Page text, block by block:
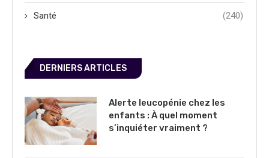
Santé (240)
DERNIERS ARTICLES
Alerte leucopénie chez les
enfants : À quel moment
s’inquiéter vraiment ?